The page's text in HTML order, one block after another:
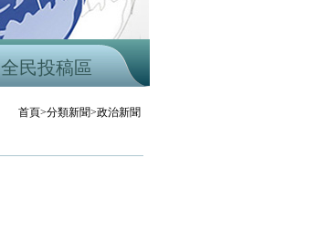
全民投稿區
首頁>分類新聞>政治新聞